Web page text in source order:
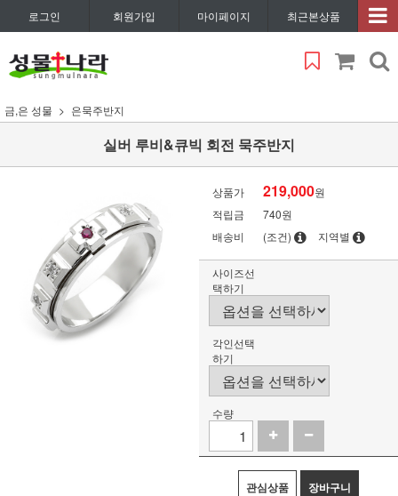
로그인 회원가입 마이페이지 최근본상품
금,은 성물 은묵주반지
실버 루비&큐빅 회전 묵주반지
상품가 219,000원
적립금
740원
배송비
(조건) 지역별
사이즈선
택하기
각인선택
하기
수량
관심상품 장바구니